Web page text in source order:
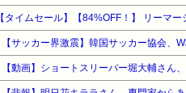
【タイムセール】【84%OFF！】 リーマ